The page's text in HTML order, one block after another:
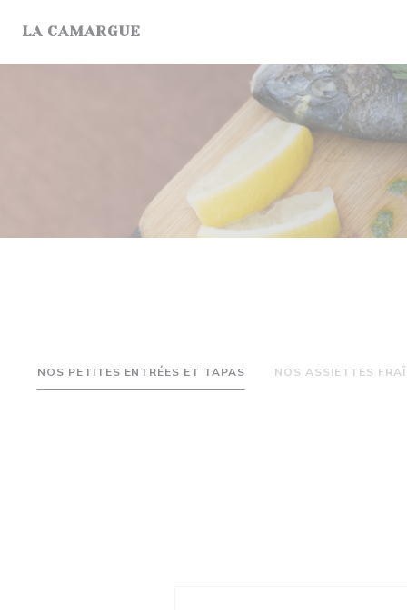
LA CAMARGUE
NOS PETITES ENTRÉES ET TAPAS NOS ASSIETTES